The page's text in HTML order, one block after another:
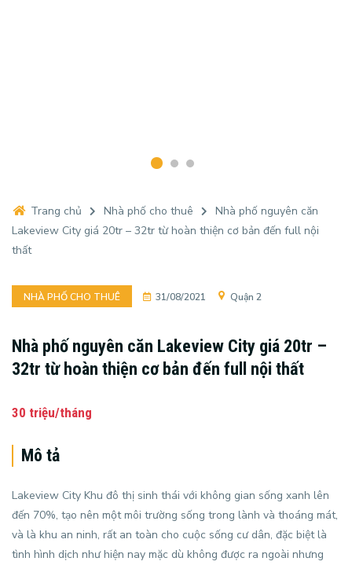
Trang chủ Nhà phố cho thuê
Nhà phố nguyên căn
Lakeview City giá 20tr – 32tr từ hoàn thiện cơ bản đến full nội
thất
NHÀ PHỐ CHO THUÊ 31/08/2021 Quận 2
Nhà phố nguyên căn Lakeview City giá 20tr –
32tr từ hoàn thiện cơ bản đến full nội thất
30 triệu/tháng
Mô tả
Lakeview City Khu đô thị sinh thái với không gian sống xanh lên
đến 70%, tạo nên một môi trường sống trong lành và thoáng mát,
và là khu an ninh, rất an toàn cho cuộc sống cư dân, đặc biệt là
tình hình dịch như hiện nay mặc dù không được ra ngoài nhưng